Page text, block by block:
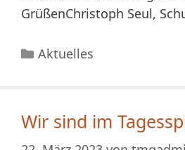
GrüßenChristoph Seul,
Kategorien
Aktuelles
Wir sind im